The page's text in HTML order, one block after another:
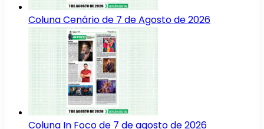
Coluna Cenário de 7 de Agosto de 2026
Coluna In Foco de 7 de agosto de 2026